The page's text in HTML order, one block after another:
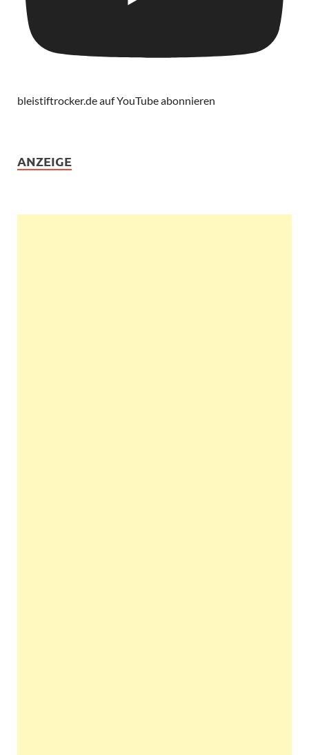
bleistiftrocker.de auf YouTube abonnieren
ANZEIGE